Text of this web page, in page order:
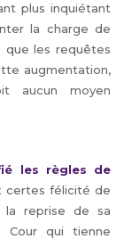
plus inquiétant
la charge de
que les requêtes
augmentation,
aucun moyen
les règles de
certes félicité de
la reprise de sa
Cour qui tienne